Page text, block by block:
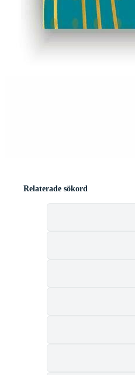
Relaterade sökord